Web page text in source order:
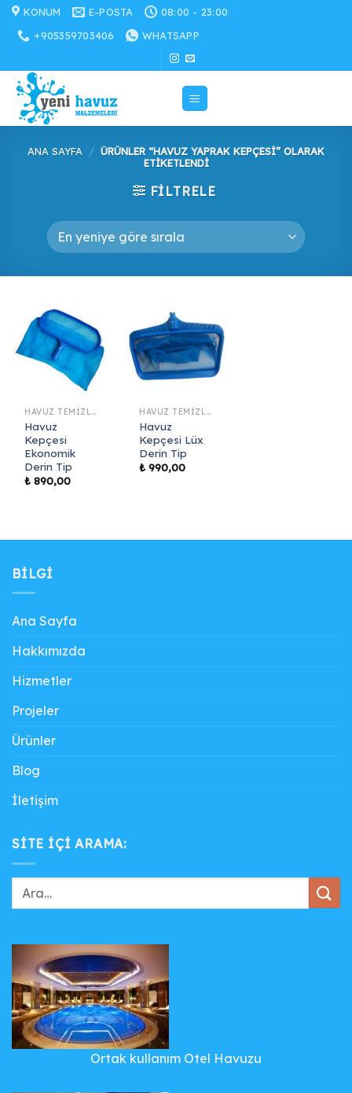
İçeriğe
atla
KONUM E-POSTA
08:00 - 23:00
+905359703406
WHATSAPP
ANA SAYFA / ÜRÜNLER “HAVUZ YAPRAK KEPÇESI” OLARAK
ETIKETLENDI
FILTRELE
HAVUZ TEMIZLIK EKIPMANLARI
Havuz
Kepçesi
Ekonomik
Derin Tip
₺ 890,00
HAVUZ TEMIZLIK EKIPMANLARI
Havuz
Kepçesi Lüx
Derin Tip
₺ 990,00
BILGI
Ana Sayfa
Hakkımızda
Hizmetler
Projeler
Ürünler
Blog
İletişim
SITE IÇI ARAMA:
Ortak kullanım Otel Havuzu